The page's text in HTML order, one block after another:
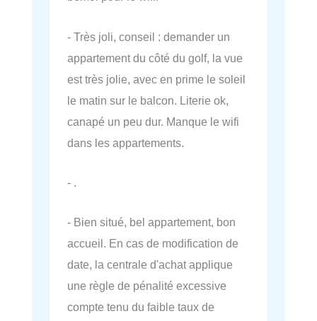
- Très joli, conseil : demander un
appartement du côté du golf, la vue
est très jolie, avec en prime le soleil
le matin sur le balcon. Literie ok,
canapé un peu dur. Manque le wifi
dans les appartements.
- .
- Bien situé, bel appartement, bon
accueil. En cas de modification de
date, la centrale d'achat applique
une règle de pénalité excessive
compte tenu du faible taux de